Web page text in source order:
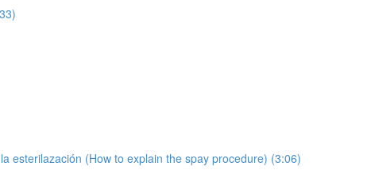
esterilazación (How to explain the spay procedure) (3:06)